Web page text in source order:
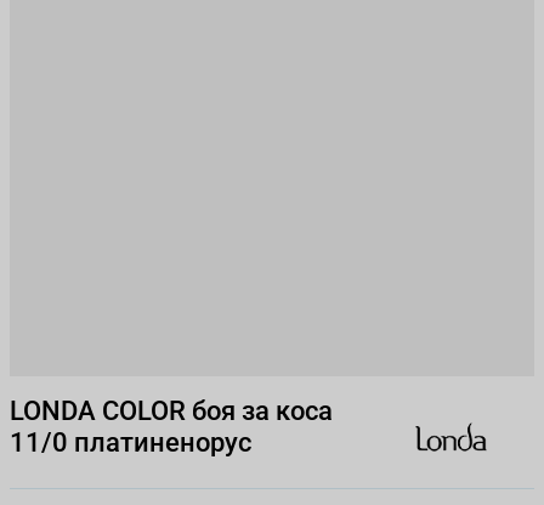
LONDA COLOR боя за коса
11/0 платиненорус